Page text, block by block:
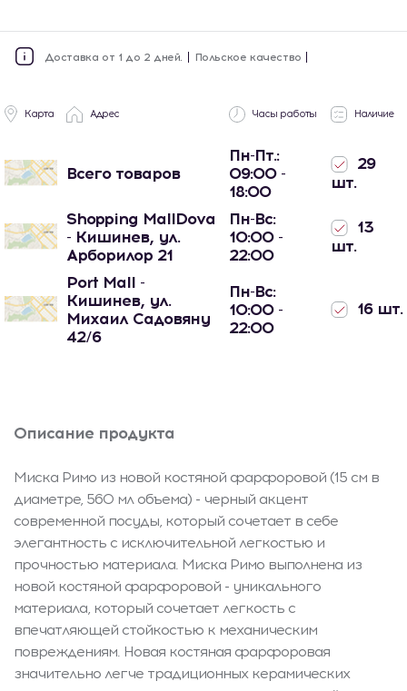
Доставка от 1 до 2 дней. Польское качество
Карта Адрес Часы работы Наличие
Всего товаров
Пн-Пт.:
09:00 -
18:00
29
шт.
Shopping MallDova
- Кишинев, ул.
Арборилор 21
Пн-Вс:
10:00 -
22:00
13
шт.
Port Mall -
Кишинев, ул.
Михаил Садовяну
42/6
Пн-Вс:
10:00 -
22:00
16 шт.
Описание продукта
Миска Римо из новой костяной фарфоровой (15 см в
диаметре, 560 мл объема) - черный акцент
современной посуды, который сочетает в себе
элегантность с исключительной легкостью и
прочностью материала. Миска Римо выполнена из
новой костяной фарфоровой - уникального
материала, который сочетает легкость с
впечатляющей стойкостью к механическим
повреждениям. Новая костяная фарфоровая
значительно легче традиционных керамических